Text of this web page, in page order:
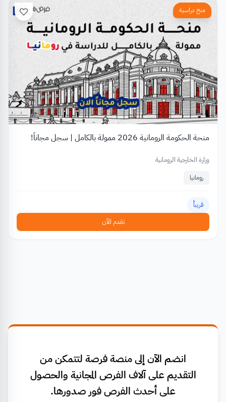
منح دراسية
منحة الحكومة الرومانية 2026 ممولة بالكامل | سجل مجاناً!
وزارة الخارجية الرومانية
رومانيا
قريباً
تقدم الآن
انضم الآن إلى منصة فرصة لتتمكن من
التقديم على آلاف الفرص المجانية والحصول
على أحدث الفرص فور صدورها.